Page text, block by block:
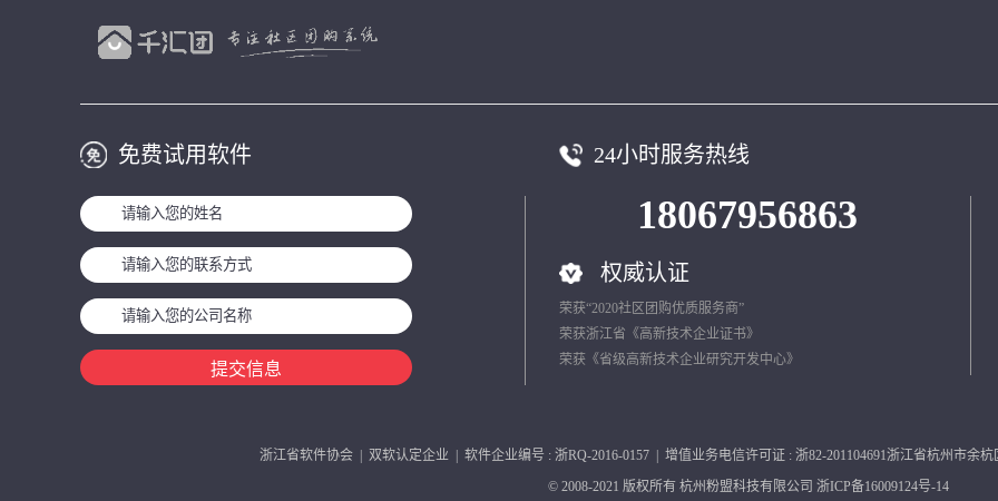
免费试用软件
提交信息
24小时服务热线
18067956863
权威认证
荣获“2020社区团购优质服务商”
荣获浙江省《高新技术企业证书》
荣获《省级高新技术企业研究开发中心》
浙江省软件协会 | 双软认定企业 | 软件企业编号 : 浙RQ-2016-0157 | 增值业务电信许可证 : 浙82-201104691浙江省杭州市余
© 2008-2021 版权所有 杭州粉盟科技有限公司 浙ICP备16009124号-14